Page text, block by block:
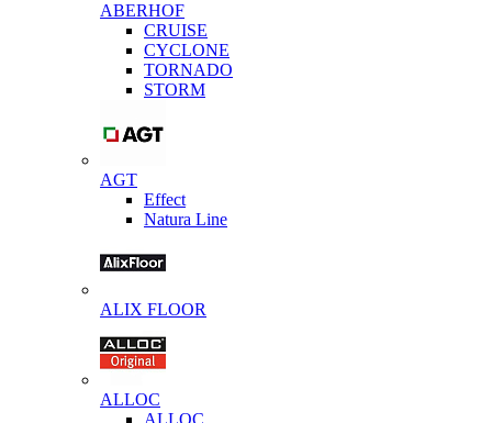
ABERHOF
CRUISE
CYCLONE
TORNADO
STORM
AGT
Effect
Natura Line
ALIX FLOOR
ALLOC
ALLOC